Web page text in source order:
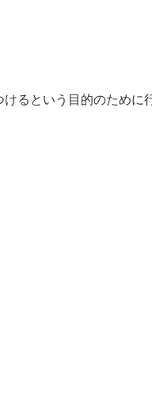
るという目的のために